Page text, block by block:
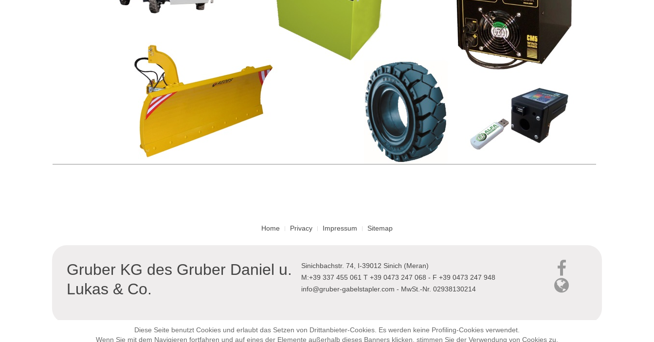
Home Privacy Impressum Sitemap
Gruber KG des Gruber Daniel u.
Lukas & Co.
Sinichbachstr. 74, I-39012 Sinich (Meran)
M:+39 337 455 061 T +39 0473 247 068 - F +39 0473 247 948
info@gruber-gabelstapler.com - MwSt.-Nr. 02938130214
Diese Seite benutzt Cookies und erlaubt das Setzen von Drittanbieter-Cookies. Es werden keine Profiling-Cookies verwendet.
Wenn Sie mit dem Navigieren fortfahren und auf eines der Elemente außerhalb dieses Banners klicken, stimmen Sie der Verwendung von Cookies zu.